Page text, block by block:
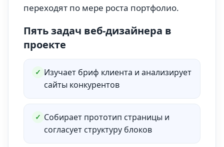
переходят по мере роста портфолио.
Пять задач веб-дизайнера в
проекте
✓ Изучает бриф клиента и анализирует
сайты конкурентов
✓ Собирает прототип страницы и
согласует структуру блоков